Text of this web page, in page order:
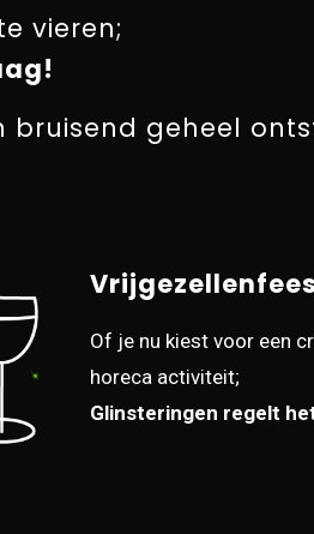
vieren;
bruisend geheel
Of je nu kiest voor een
horeca activiteit;
Glinsteringen regelt